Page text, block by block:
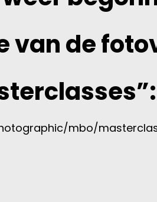
van de
mbo/